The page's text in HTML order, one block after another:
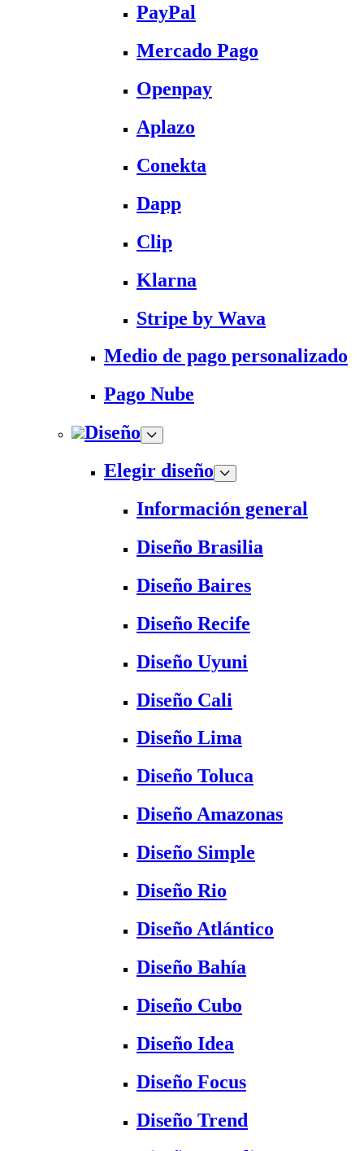
PayPal
Mercado Pago
Openpay
Aplazo
Conekta
Dapp
Clip
Klarna
Stripe by Wava
Medio de pago personalizado
Pago Nube
Diseño
Elegir diseño
Información general
Diseño Brasilia
Diseño Baires
Diseño Recife
Diseño Uyuni
Diseño Cali
Diseño Lima
Diseño Toluca
Diseño Amazonas
Diseño Simple
Diseño Rio
Diseño Atlántico
Diseño Bahía
Diseño Cubo
Diseño Idea
Diseño Focus
Diseño Trend